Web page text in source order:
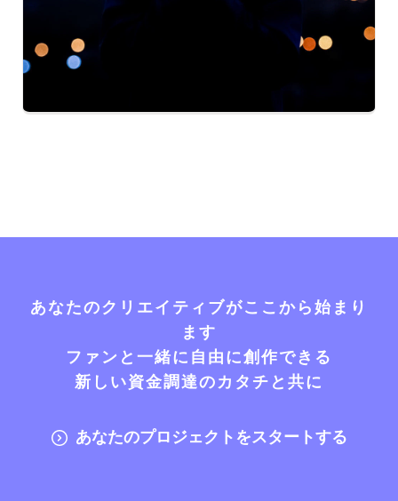
あなたのクリエイティブがここから始まり
ます
ファンと一緒に自由に創作できる
新しい資金調達のカタチと共に
あなたのプロジェクトをスタートする